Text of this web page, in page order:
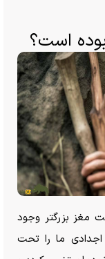
است؟
مغز بزرگتر وجود
اجدادی ما را تحت